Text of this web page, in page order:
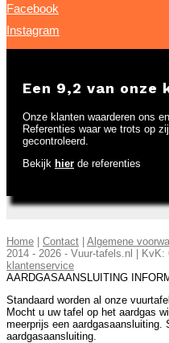
Facebook
Instagram
Een 9,2 van onze
Onze klanten waarderen ons
Referenties waar we trots op
gecontroleerd.
Bekijk hier de referenties
Home Contact Algemene
2014 - 2026 - Vuur-tafels.nl | KvK:
klantenservice
AARDGASAANSLUITING
Standaard worden al onze
Mocht u uw tafel op het aardgas
meerprijs een
aardgasaansluiting.